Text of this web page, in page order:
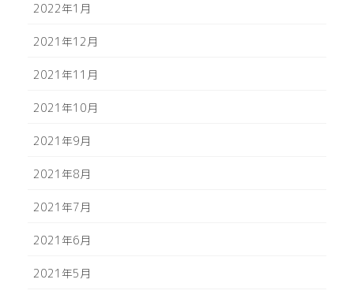
2022年1月
2021年12月
2021年11月
2021年10月
2021年9月
2021年8月
2021年7月
2021年6月
2021年5月